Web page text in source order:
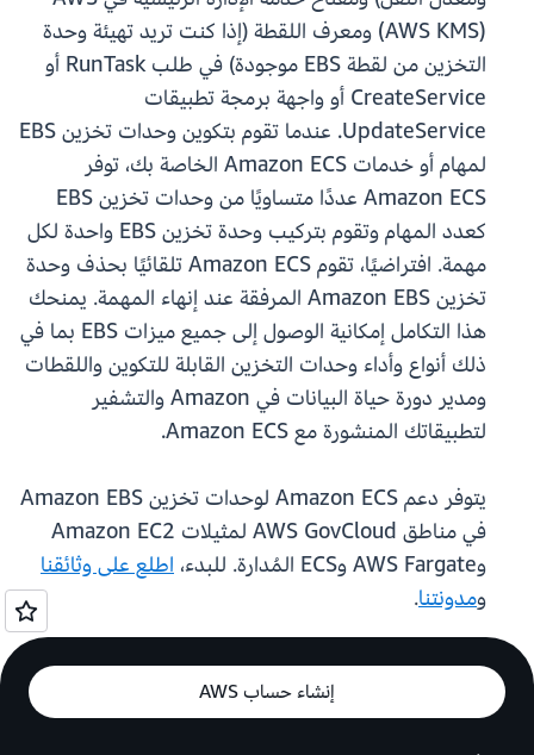
(AWS KMS) ومعرف اللقطة (إذا كنت تريد تهيئة وحدة
التخزين من لقطة EBS موجودة) في طلب RunTask أو
CreateService أو واجهة برمجة تطبيقات
UpdateService. عندما تقوم بتكوين وحدات تخزين EBS
لمهام أو خدمات Amazon ECS الخاصة بك، توفر
Amazon ECS عددًا متساويًا من وحدات تخزين EBS
كعدد المهام وتقوم بتركيب وحدة تخزين EBS واحدة لكل
مهمة. افتراضيًا، تقوم Amazon ECS تلقائيًا بحذف وحدة
تخزين Amazon EBS المرفقة عند إنهاء المهمة. يمنحك
هذا التكامل إمكانية الوصول إلى جميع ميزات EBS بما في
ذلك أنواع وأداء وحدات التخزين القابلة للتكوين واللقطات
ومدير دورة حياة البيانات في Amazon والتشفير
لتطبيقاتك المنشورة مع Amazon ECS.
يتوفر دعم Amazon ECS لوحدات تخزين Amazon EBS
في مناطق AWS GovCloud لمثيلات Amazon EC2
وAWS Fargate وECS المُدارة. للبدء،
اطلع على وثائقنا
ومدونتنا.
إنشاء حساب AWS